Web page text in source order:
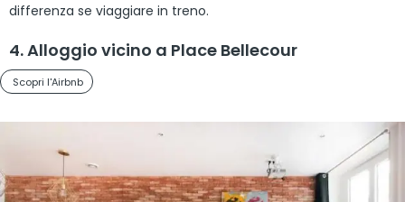
differenza se viaggiare in treno.
4. Alloggio vicino a Place Bellecour
Scopri l'Airbnb